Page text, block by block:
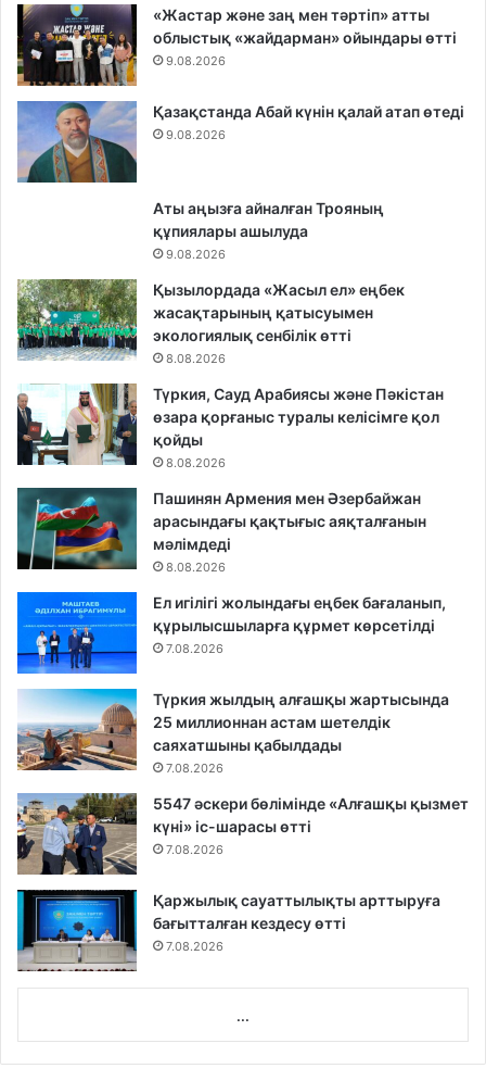
«Жастар және заң мен тәртіп» атты
облыстық «жайдарман» ойындары өтті
9.08.2026
Қазақстанда Абай күнін қалай атап өтеді
9.08.2026
Аты аңызға айналған Трояның
құпиялары ашылуда
9.08.2026
Қызылордада «Жасыл ел» еңбек
жасақтарының қатысуымен
экологиялық сенбілік өтті
8.08.2026
Түркия, Сауд Арабиясы және Пәкістан
өзара қорғаныс туралы келісімге қол
қойды
8.08.2026
Пашинян Армения мен Әзербайжан
арасындағы қақтығыс аяқталғанын
мәлімдеді
8.08.2026
Ел игілігі жолындағы еңбек бағаланып,
құрылысшыларға құрмет көрсетілді
7.08.2026
Түркия жылдың алғашқы жартысында
25 миллионнан астам шетелдік
саяхатшыны қабылдады
7.08.2026
5547 әскери бөлімінде «Алғашқы қызмет
күні» іс-шарасы өтті
7.08.2026
Қаржылық сауаттылықты арттыруға
бағытталған кездесу өтті
7.08.2026
...